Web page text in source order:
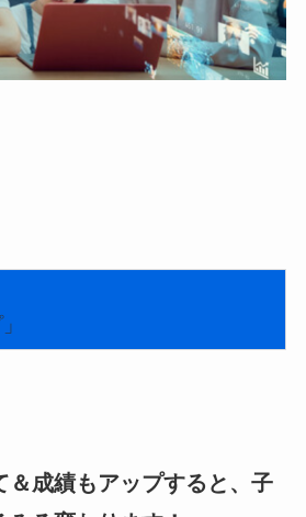
＆成績もアップすると、子